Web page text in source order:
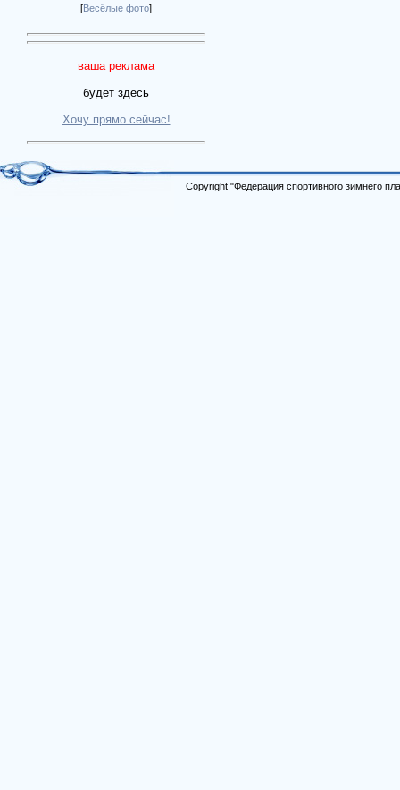
[Весёлые фото]
ваша реклама
будет здесь
Хочу прямо сейчас!
Copyright "Федерация спортивного зимнего